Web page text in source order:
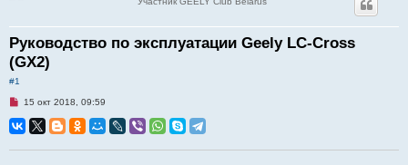
Руководство по эксплуатации Geely LC-Cross
(GX2)
#1
Н
п
р
15 окт 2018, 09:59